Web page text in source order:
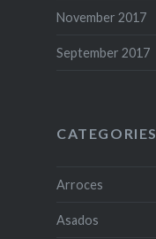
November 2017
September 2017
CATEGORIES
Arroces
Asados